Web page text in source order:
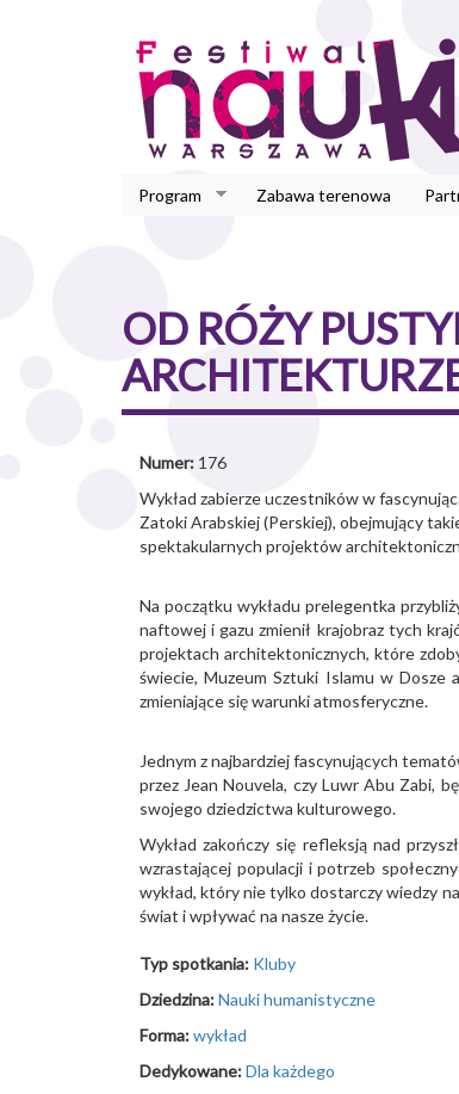
Program Zabawa terenowa
OD RÓŻY
Numer: 176
Wykład zabierze uczestników w
Zatoki Arabskiej (Perskiej), obejmujący
spektakularnych projektów
Na początku wykładu prelegentka
naftowej i gazu zmienił krajobraz tych
projektach architektonicznych, które
świecie, Muzeum Sztuki Islamu w
zmieniające się warunki atmosferyczne.
Jednym z najbardziej fascynujących
przez Jean Nouvela, czy Luwr Abu Zabi,
swojego dziedzictwa kulturowego.
Wykład zakończy się refleksją nad
wzrastającej populacji i potrzeb
wykład, który nie tylko dostarczy wiedzy
świat i wpływać na nasze życie.
Typ spotkania: Kluby
Dziedzina:Nauki humanistyczne
Forma:wykład
Dedykowane:Dla każdego